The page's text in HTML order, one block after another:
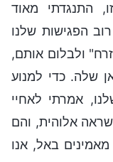
התנגדתי מאוד
הפגישות שלנו
ולבלום אותם,
שלה. כדי למנוע
אמרתי לאחיי
אלוהית, והם
באל, אנו